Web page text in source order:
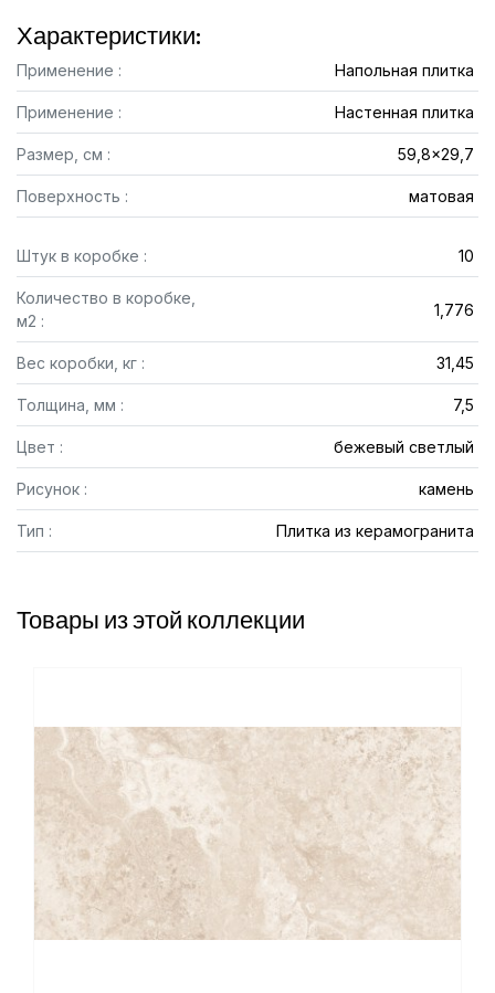
Характеристики:
Применение : Напольная плитка
Применение : Настенная плитка
Размер, см : 59,8x29,7
Поверхность : матовая
Штук в коробке : 10
Количество в коробке,
м2 :
1,776
Вес коробки, кг : 31,45
Толщина, мм : 7,5
Цвет : бежевый светлый
Рисунок : камень
Тип : Плитка из керамогранита
Товары из этой коллекции